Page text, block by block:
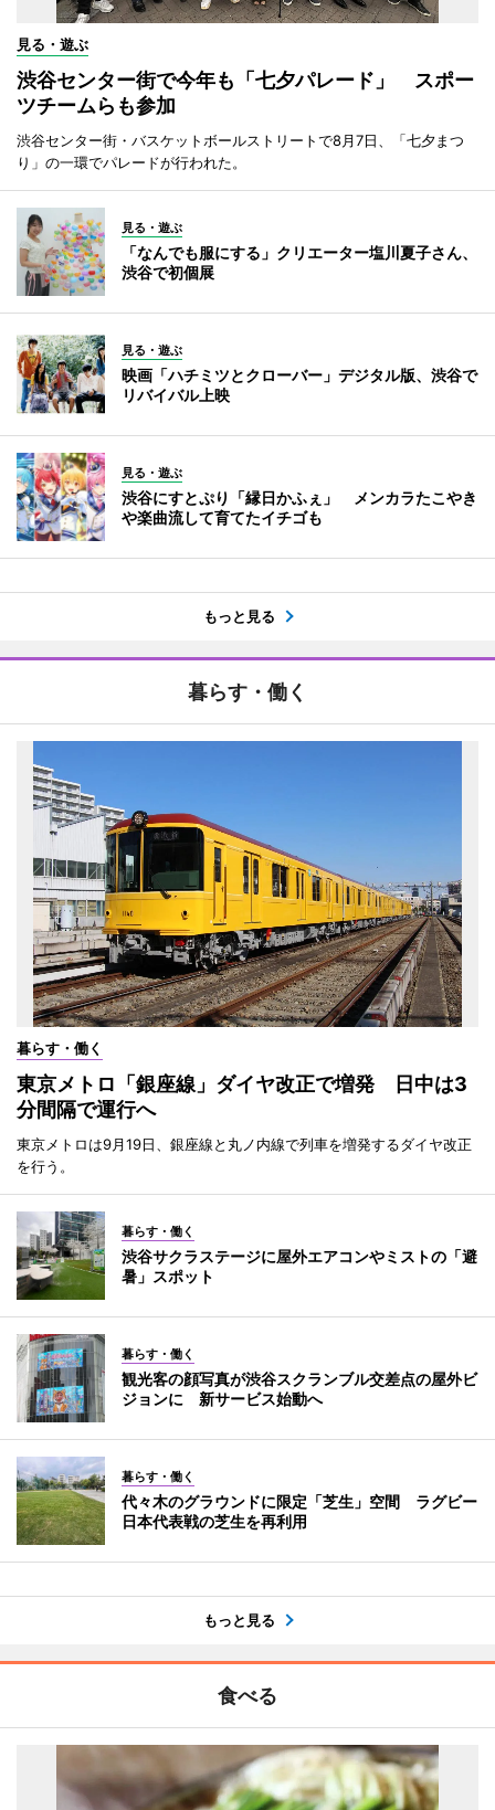
見る・遊ぶ
渋谷センター街で今年も「七夕パレード」 スポー
ツチームらも参加
渋谷センター街・バスケットボールストリートで8月7日、「七夕まつ
り」の一環でパレードが行われた。
見る・遊ぶ
「なんでも服にする」クリエーター塩川夏子さん、
渋谷で初個展
見る・遊ぶ
映画「ハチミツとクローバー」デジタル版、渋谷で
リバイバル上映
見る・遊ぶ
渋谷にすとぷり「縁日かふぇ」 メンカラたこやき
や楽曲流して育てたイチゴも
もっと見る
暮らす・働く
暮らす・働く
東京メトロ「銀座線」ダイヤ改正で増発 日中は3
分間隔で運行へ
東京メトロは9月19日、銀座線と丸ノ内線で列車を増発するダイヤ改正
を行う。
暮らす・働く
渋谷サクラステージに屋外エアコンやミストの「避
暑」スポット
暮らす・働く
観光客の顔写真が渋谷スクランブル交差点の屋外ビ
ジョンに 新サービス始動へ
暮らす・働く
代々木のグラウンドに限定「芝生」空間 ラグビー
日本代表戦の芝生を再利用
もっと見る
食べる